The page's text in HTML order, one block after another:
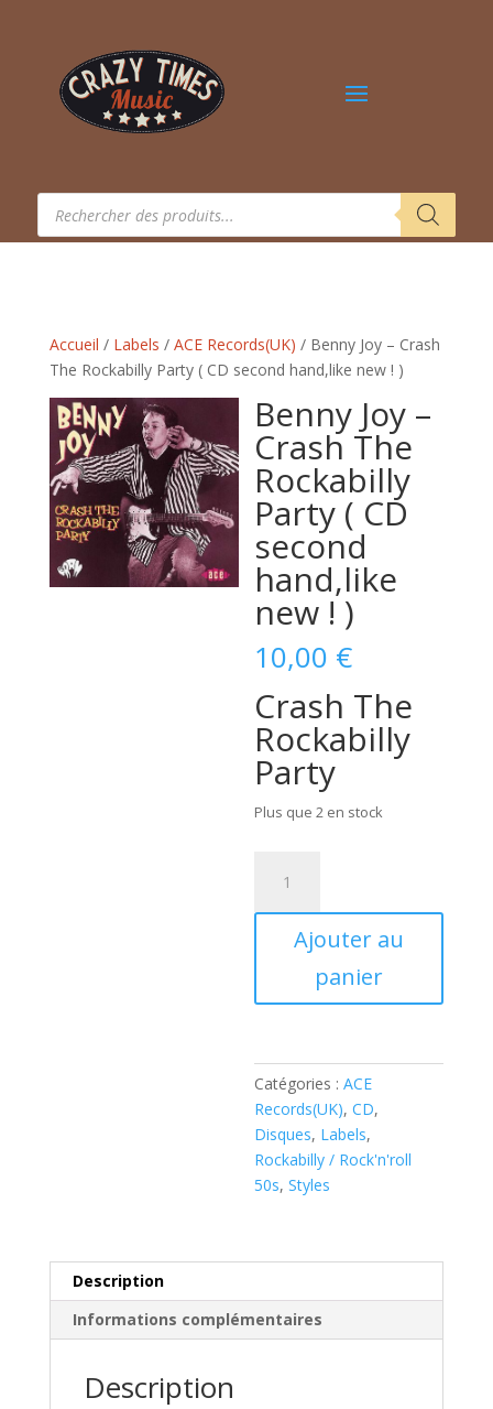
Recherche
produits
Accueil / Labels / ACE Records(UK) / Benny Joy – Crash
The Rockabilly Party ( CD second hand,like new ! )
Benny Joy –
Crash The
Rockabilly
Party ( CD
second
hand,like
new ! )
10,00 €
Crash The
Rockabilly
Party
Plus que 2 en stock
Benny
Party
(
CD
second
hand,like
new
Ajouter au
panier
Catégories :ACE
Records(UK),CD,
Disques, Labels,
Rockabilly / Rock'n'roll
50s,Styles
Description
Informations complémentaires
Description